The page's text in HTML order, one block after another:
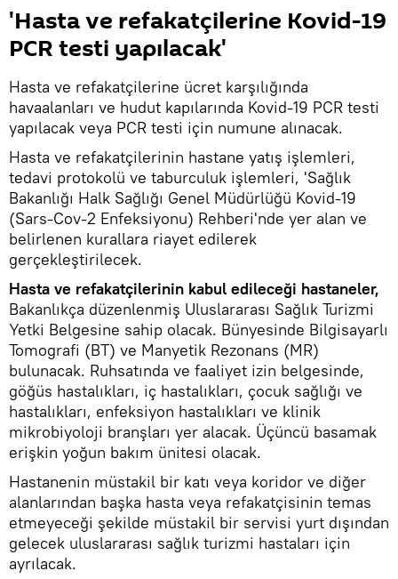
'Hasta ve refakatçilerine Kovid-19
PCR testi yapılacak'
Hasta ve refakatçilerine ücret karşılığında
havaalanları ve hudut kapılarında Kovid-19 PCR testi
yapılacak veya PCR testi için numune alınacak.
Hasta ve refakatçilerinin hastane yatış işlemleri,
tedavi protokolü ve taburculuk işlemleri, 'Sağlık
Bakanlığı Halk Sağlığı Genel Müdürlüğü Kovid-19
(Sars-Cov-2 Enfeksiyonu) Rehberi'nde yer alan ve
belirlenen kurallara riayet edilerek
gerçekleştirilecek.
Hasta ve refakatçilerinin kabul edileceği hastaneler,
Bakanlıkça düzenlenmiş Uluslararası Sağlık Turizmi
Yetki Belgesine sahip olacak. Bünyesinde Bilgisayarlı
Tomografi (BT) ve Manyetik Rezonans (MR)
bulunacak. Ruhsatında ve faaliyet izin belgesinde,
göğüs hastalıkları, iç hastalıkları, çocuk sağlığı ve
hastalıkları, enfeksiyon hastalıkları ve klinik
mikrobiyoloji branşları yer alacak. Üçüncü basamak
erişkin yoğun bakım ünitesi olacak.
Hastanenin müstakil bir katı veya koridor ve diğer
alanlarından başka hasta veya refakatçisinin temas
etmeyeceği şekilde müstakil bir servisi yurt dışından
gelecek uluslararası sağlık turizmi hastaları için
ayrılacak.